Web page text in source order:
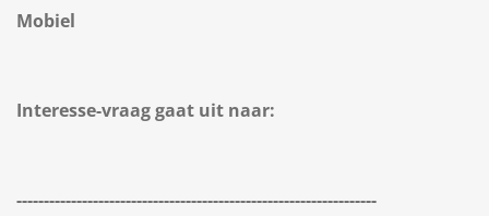
Mobiel
Interesse-vraag gaat uit naar:
------------------------------------------------------------------